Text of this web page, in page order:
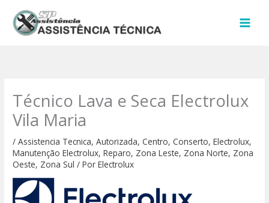
para
Técnico Lava e Seca Electrolux
Vila Maria
/Assistencia Tecnica,Autorizada,Centro,Conserto,Electrolux,
Manutenção Electrolux,Reparo, Zona Leste, Zona Norte, Zona
Oeste, Zona Sul / PorElectrolux